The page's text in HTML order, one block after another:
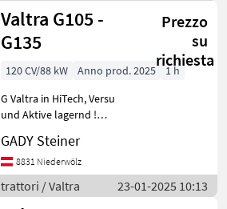
Zähne 35 m
/ Valtra
Valtra G105 -
G135
Prezzo
su
richiesta
120 CV/88 kW Anno prod. 2025
1 h
G Valtra in HiTech, Versu
und Aktive lagernd !
! Wir freuen uns auf Ihre
Anfrage ! Numero di giri
della presa di potenza:
540/540E/1000,
GADY Steiner
8831 Niederwölz
trattori / Valtra 23-01-2025 10:13